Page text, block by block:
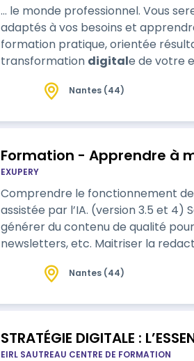
… le monde professionnel. Vous serez en mesure de sélectionner les outils IA
adaptés à vos besoins et
formation pratique, orientée
transformation digitale de votre
Nantes (44)
Formation - Apprendre à
EXUPERY
Comprendre le fonctionnement
assistée par l’IA. (version 3.5 et 4) Savoir comment utiliser Chat GPT pour
générer du contenu de qualité
newsletters, etc. Maitriser la redaction de prompts Acquérir des compétences
Savoir comment intégrer Chat
Nantes (44)
STRATÉGIE DIGITALE :
EIRL SAUTREAU CENTRE DE FORMATION